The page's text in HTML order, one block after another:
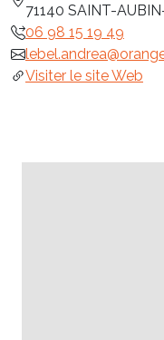
71140 SAINT-
06 98 15 19 49
Visiter le site Web